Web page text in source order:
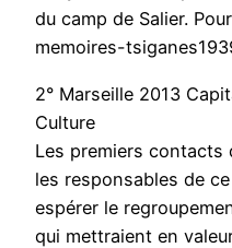
du camp de Salier.
memoires-
2° Marseille 2013
Culture
Les premiers contacts
les responsables de
espérer le
qui mettraient en